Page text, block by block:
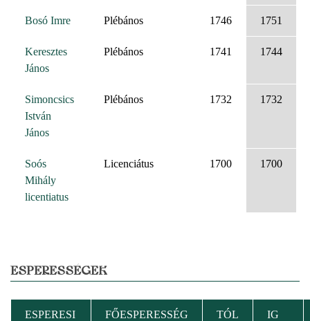
Bosó Imre Plébános 1746 1751
Keresztes
János
Plébános 1741 1744
Simoncsics
István
János
Plébános 1732 1732
Soós
Mihály
licentiatus
Licenciátus 1700 1700
ESPERESSÉGEK
ESPERESI
FŐESPERESSÉG TÓL IG